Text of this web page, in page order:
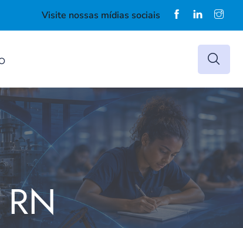
Visite nossas mídias sociais